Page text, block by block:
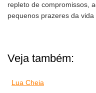
repleto de compromissos,
pequenos prazeres da vida
Veja também:
Lua Cheia